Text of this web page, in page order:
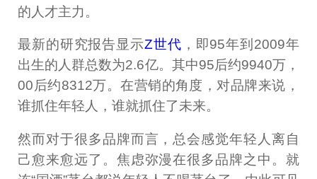
的人才主力。
最新的研究报告显示Z世代 ，即95年到2009年
出生的人群总数为2.6亿。其中95后约9940万，
00后约8312万。在营销的角度，对品牌来说，
谁抓住年轻人，谁就抓住了未来。
然而对于很多品牌而言，总会感觉年轻人离自
己愈来愈远了。焦虑弥漫在很多品牌之中。就